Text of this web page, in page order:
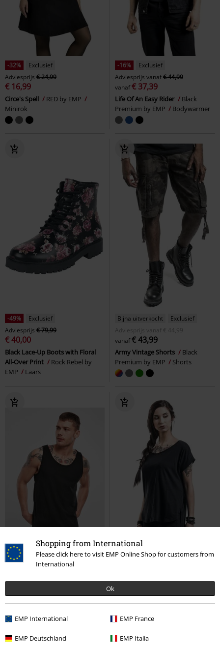
Shopping from International
Please click here to visit EMP Online Shop for customers from
International
Ok
EMP International EMP France
EMP Deutschland EMP Italia
-32%
Exclusief
Adviesprijs € 24,99
€ 16,99
Circe's Spell
RED by EMP
Minirok
-16%
Exclusief
Adviesprijs vanaf€ 44,99
vanaf€ 37,39
Life Of An Easy Rider
Black
Premium by EMP
Bodywarmer
-49%
Exclusief
Adviesprijs € 79,99
€ 40,00
Black Lace-Up Boots with Floral
All-Over Print
Rock Rebel by
EMP
Laars
Bijna uitverkocht
Exclusief
Adviesprijs
vanaf € 44,99
vanaf€ 43,99
Army Vintage Shorts
Black
Premium by EMP
Shorts
vanaf€ 10,99
Tank Top Brandit Tanktop
+1
vanaf€ 14,99
Long Back Shaped Slub Tee
RED
by EMP